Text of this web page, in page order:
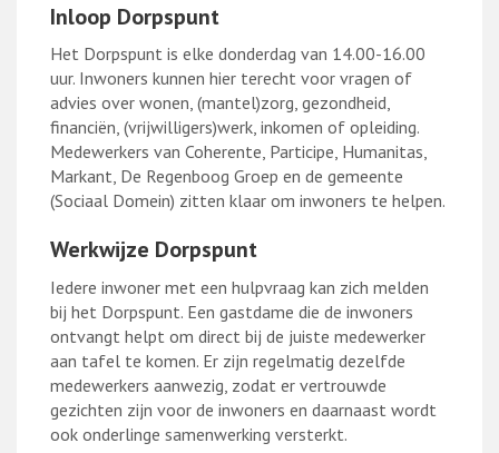
Inloop Dorpspunt
Het Dorpspunt is elke donderdag van 14.00-16.00
uur. Inwoners kunnen hier terecht voor vragen of
advies over wonen, (mantel)zorg, gezondheid,
financiën, (vrijwilligers)werk, inkomen of opleiding.
Medewerkers van Coherente, Participe, Humanitas,
Markant, De Regenboog Groep en de gemeente
(Sociaal Domein) zitten klaar om inwoners te helpen.
Werkwijze Dorpspunt
Iedere inwoner met een hulpvraag kan zich melden
bij het Dorpspunt. Een gastdame die de inwoners
ontvangt helpt om direct bij de juiste medewerker
aan tafel te komen. Er zijn regelmatig dezelfde
medewerkers aanwezig, zodat er vertrouwde
gezichten zijn voor de inwoners en daarnaast wordt
ook onderlinge samenwerking versterkt.